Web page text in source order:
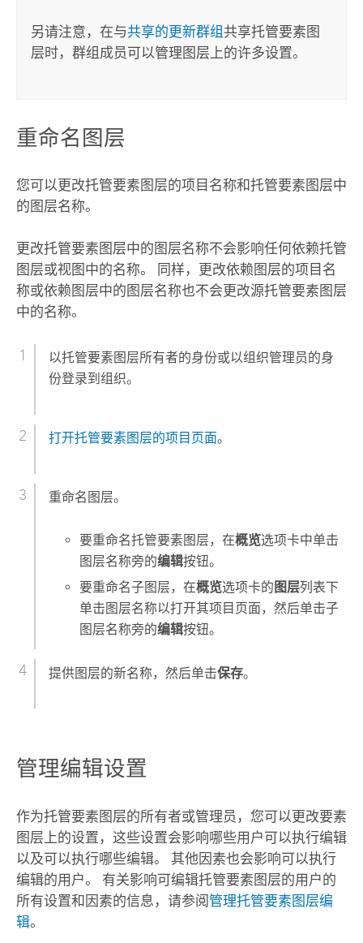
另请注意，在与共享的更新群组共享托管要素图
层时，群组成员可以管理图层上的许多设置。
重命名图层
您可以更改托管要素图层的项目名称和托管要素图层中
的图层名称。
更改托管要素图层中的图层名称不会影响任何依赖托管
图层或视图中的名称。 同样，更改依赖图层的项目名
称或依赖图层中的图层名称也不会更改源托管要素图层
中的名称。
以托管要素图层所有者的身份或以组织管理员的身
份登录到组织。
打开托管要素图层的项目页面。
重命名图层。
要重命名托管要素图层，在概览选项卡中单击
图层名称旁的编辑按钮。
要重命名子图层，在概览选项卡的 图层列表下
单击图层名称以打开其项目页面，然后单击子
图层名称旁的编辑按钮。
提供图层的新名称，然后单击保存。
管理编辑设置
作为托管要素图层的所有者或管理员，您可以更改要素
图层上的设置，这些设置会影响哪些用户可以执行编辑
以及可以执行哪些编辑。 其他因素也会影响可以执行
编辑的用户。 有关影响可编辑托管要素图层的用户的
所有设置和因素的信息，请参阅管理托管要素图层编
辑。